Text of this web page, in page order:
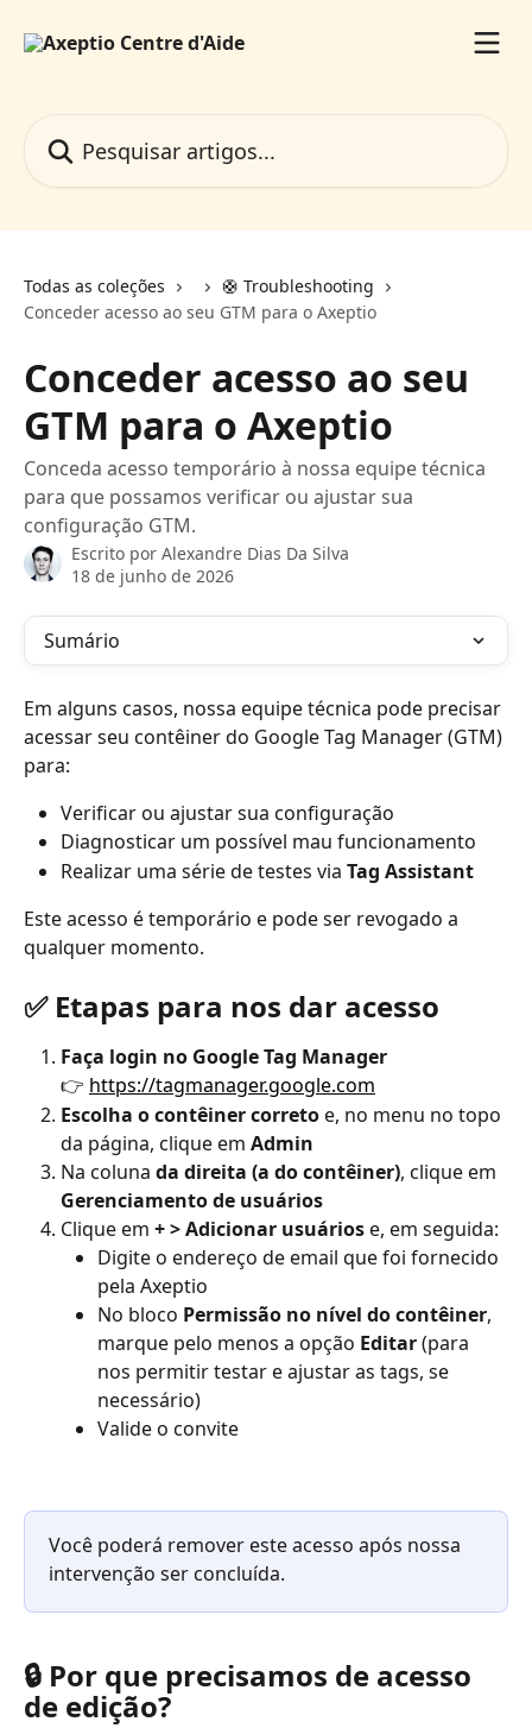
Todas as coleções
🛟 Troubleshooting
Conceder acesso ao seu GTM para o Axeptio
Conceder acesso ao seu
GTM para o Axeptio
Conceda acesso temporário à nossa equipe técnica
para que possamos verificar ou ajustar sua
configuração GTM.
Escrito por Alexandre Dias Da Silva
18 de junho de 2026
Sumário
Em alguns casos, nossa equipe técnica pode precisar
acessar seu contêiner do Google Tag Manager (GTM)
para:
Verificar ou ajustar sua configuração
Diagnosticar um possível mau funcionamento
Realizar uma série de testes via Tag Assistant
Este acesso é temporário e pode ser revogado a
qualquer momento.
✅ Etapas para nos dar acesso
Faça login no Google Tag Manager
👉 https://tagmanager.google.com
Escolha o contêiner correto e, no menu no topo
da página, clique em Admin
Na coluna da direita (a do contêiner), clique em
Gerenciamento de usuários
Clique em + > Adicionar usuários e, em seguida:
Digite o endereço de email que foi fornecido
pela Axeptio
No bloco Permissão no nível do contêiner,
marque pelo menos a opção Editar (para
nos permitir testar e ajustar as tags, se
necessário)
Valide o convite
Você poderá remover este acesso após nossa
intervenção ser concluída.
🔒 Por que precisamos de acesso
de edição?